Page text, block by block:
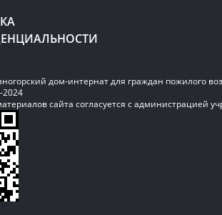
дом-интернат для граждан пожилого
2024
сайта согласуется с администрацией